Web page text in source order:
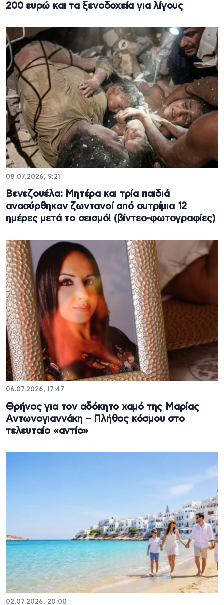
200 ευρώ και τα ξενοδοχεία για λίγους
08.07.2026, 9:21
Βενεζουέλα: Μητέρα και τρία παιδιά
ανασύρθηκαν ζωντανοί από συτρίμια 12
ημέρες μετά το σεισμό! (βίντεο-φωτογραφίες)
06.07.2026, 17:47
Θρήνος για τον αδόκητο χαμό της Μαρίας
Αντωνογιαννάκη – Πλήθος κόσμου στο
τελευταίο «αντίο»
02.07.2026, 20:00